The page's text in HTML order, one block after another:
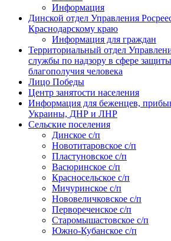
Информация
Динской отдел Управления
Краснодарскому краю
Информация для граждан
Территориальный отдел
службы по надзору в сфере
благополучия человека
Лицо Победы
Центр занятости населения
Информация для беженцев,
Украины, ДНР и ЛНР
Сельские поселения
Динское с/п
Новотитаровское с/п
Пластуновское с/п
Васюринское с/п
Красносельское с/п
Мичуринское с/п
Нововеличковское с/п
Первореченское с/п
Старомышастовское с/п
Южно-Кубанское с/п